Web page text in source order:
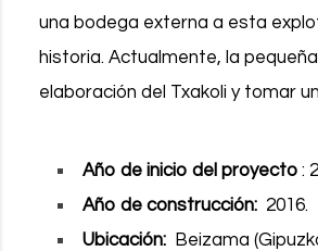
una bodega externa a esta
historia. Actualmente, la
elaboración del Txakoli y tomar
Año de inicio del proyecto :
Año de construcción: 2016.
Ubicación:
Beizama